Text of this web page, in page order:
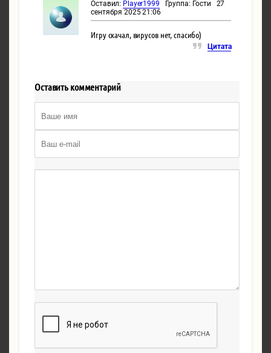
Оставил: Player1999 Группа: Гости 27
сентября 2025 21:06
Игру скачал, вирусов нет, спасибо)
Цитата
Оставить комментарий